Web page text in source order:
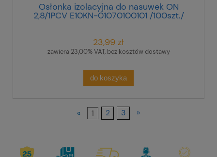
Osłonka izolacyjna do nasuwek ON
2,8/1PCV E10KN-01070100101 /100szt./
23,99 zł
zawiera 23,00% VAT, bez kosztów dostawy
do koszyka
« 1 2 3 »